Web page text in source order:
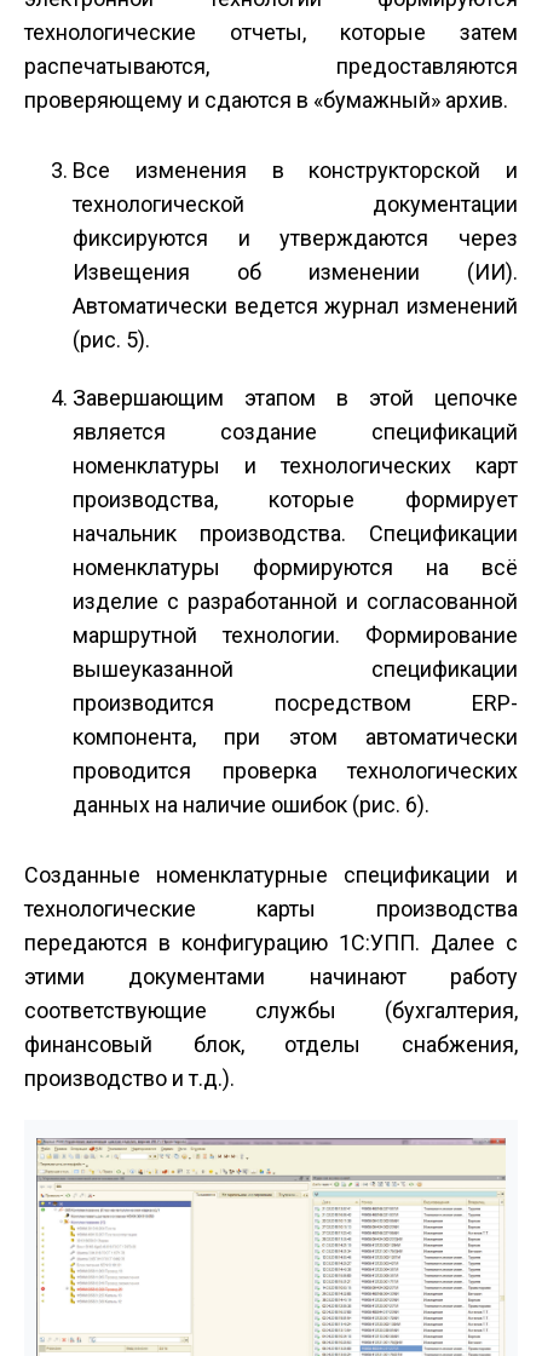
технологические отчеты, которые затем
распечатываются, предоставляются
проверяющему и сдаются в «бумажный» архив.
Все изменения в конструкторской и
технологической документации
фиксируются и утверждаются через
Извещения об изменении (ИИ).
Автоматически ведется журнал изменений
(рис. 5).
Завершающим этапом в этой цепочке
является создание спецификаций
номенклатуры и технологических карт
производства, которые формирует
начальник производства. Спецификации
номенклатуры формируются на всё
изделие с разработанной и согласованной
маршрутной технологии. Формирование
вышеуказанной спецификации
производится посредством ERP­
компонента, при этом автоматически
проводится проверка технологических
данных на наличие ошибок (рис. 6).
Созданные номенклатурные спецификации и
технологические карты производства
передаются в конфигурацию 1С:УПП. Далее с
этими документами начинают работу
соответствующие службы (бухгалтерия,
финансовый блок, отделы снабжения,
производство и т.д.).